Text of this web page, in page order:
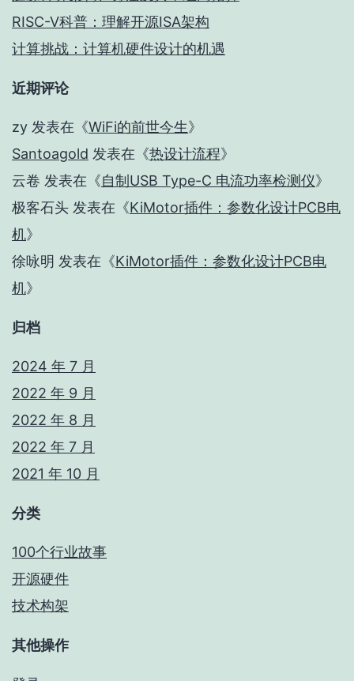
RISC-V科普：理解开源ISA架构
计算挑战：计算机硬件设计的机遇
近期评论
zy 发表在《WiFi的前世今生》
Santoagold 发表在《热设计流程》
云卷 发表在《自制USB Type-C 电流功率检测仪》
极客石头 发表在《KiMotor插件：参数化设计PCB电
机》
徐咏明 发表在《KiMotor插件：参数化设计PCB电
机》
归档
2024 年 7 月
2022 年 9 月
2022 年 8 月
2022 年 7 月
2021 年 10 月
分类
100个行业故事
开源硬件
技术构架
其他操作